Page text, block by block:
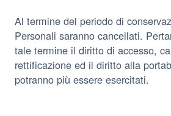
Al termine del periodo di
Personali saranno cancellati.
tale termine il diritto di accesso,
rettificazione ed il diritto alla
potranno più essere esercitati.